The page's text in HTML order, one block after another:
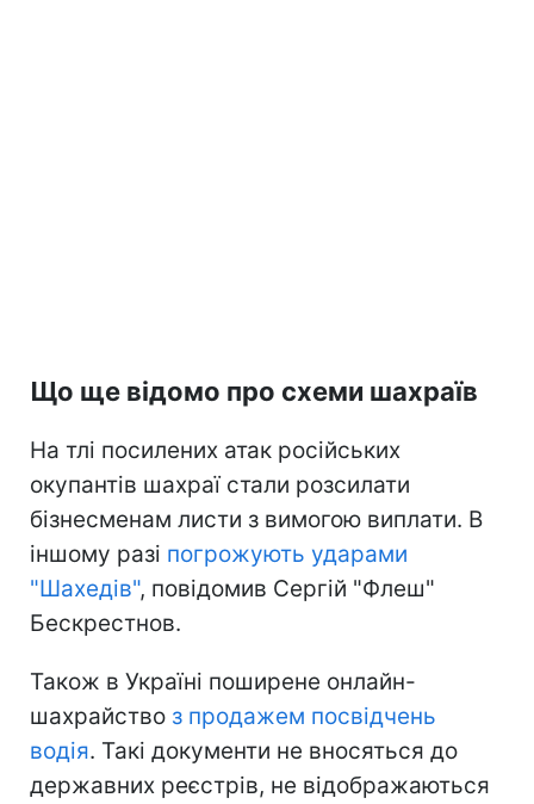
Що ще відомо про схеми шахраїв
На тлі посилених атак російських
окупантів шахраї стали розсилати
бізнесменам листи з вимогою виплати. В
іншому разі погрожують ударами
"Шахедів", повідомив Сергій "Флеш"
Бескрестнов.
Також в Україні поширене онлайн-
шахрайство з продажем посвідчень
водія. Такі документи не вносяться до
державних реєстрів, не відображаються